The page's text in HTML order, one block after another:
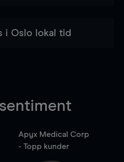
i Oslo lokal tid
Apyx Medical Corp
- Topp kunder